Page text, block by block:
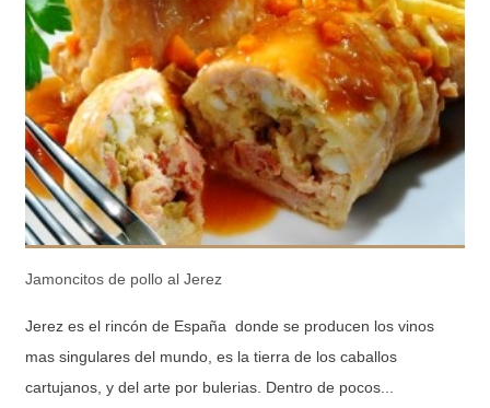
Jamoncitos de pollo al Jerez
Jerez es el rincón de España donde se producen los vinos
mas singulares del mundo, es la tierra de los caballos
cartujanos, y del arte por bulerias. Dentro de pocos...